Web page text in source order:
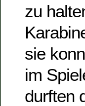
zu
sie
im
durften